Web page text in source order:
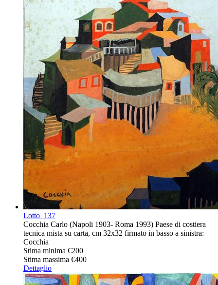
Lotto 137
Cocchia Carlo (Napoli 1903- Roma 1993) Paese di costiera
tecnica mista su carta, cm 32x32 firmato in basso a sinistra:
Cocchia
Stima minima €200
Stima massima €400
Dettaglio